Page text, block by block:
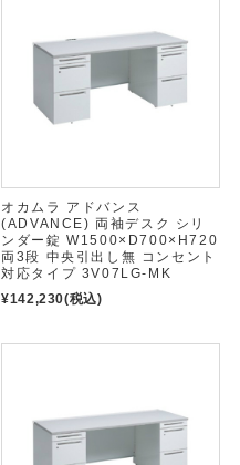
オカムラ アドバンス
(ADVANCE) 両袖デスク シリ
ンダー錠 W1500×D700×H720
両3段 中央引出し無 コンセント
対応タイプ 3V07LG-MK
¥142,230(税込)